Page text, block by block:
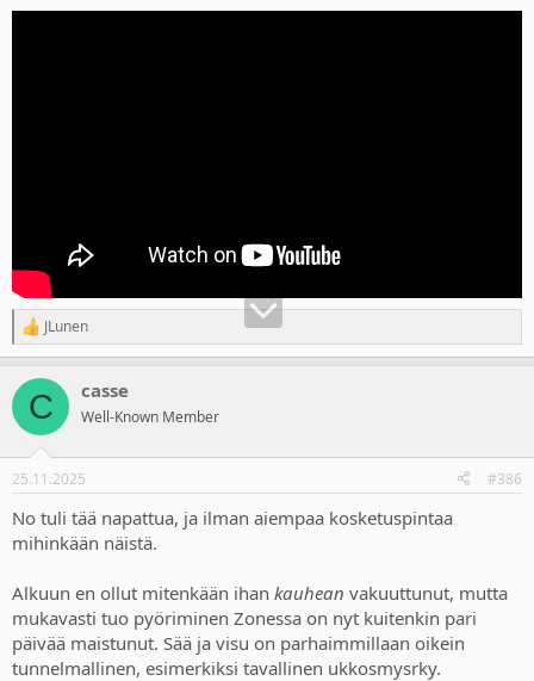
R
e
c
i
s
JLunen
C casse
Well-Known Member
25.11.2025 #386
No tuli tää napattua, ja ilman aiempaa kosketuspintaa
mihinkään näistä.
Alkuun en ollut mitenkään ihan kauhean vakuuttunut, mutta
mukavasti tuo pyöriminen Zonessa on nyt kuitenkin pari
päivää maistunut. Sää ja visu on parhaimmillaan oikein
tunnelmallinen, esimerkiksi tavallinen ukkosmysrky.